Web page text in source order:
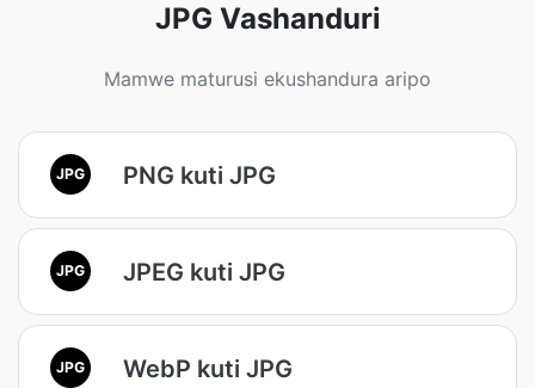
JPG Vashanduri
Mamwe maturusi ekushandura aripo
JPG PNG kuti JPG
JPG JPEG kuti JPG
JPG WebP kuti JPG